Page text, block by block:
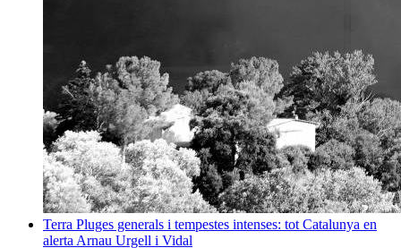
Terra Pluges generals i tempestes intenses: tot Catalunya en
alerta Arnau Urgell i Vidal